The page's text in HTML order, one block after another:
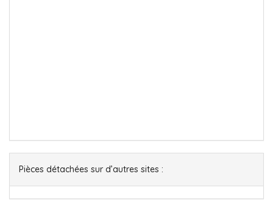
Pièces détachées sur d’autres sites :